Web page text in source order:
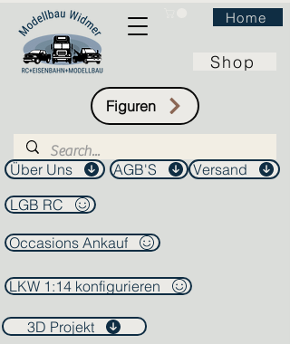
Home
Shop
Figuren
Über Uns AGB'S
Versand
LGB RC
Occasions Ankauf
LKW 1:14 konfigurieren
3D Projekt